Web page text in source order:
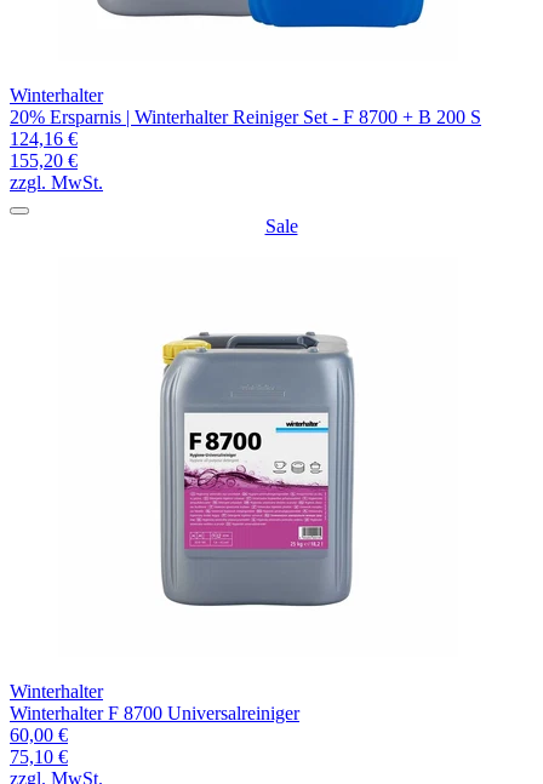
Winterhalter
20% Ersparnis | Winterhalter Reiniger Set - F 8700 + B 200 S
124,16 €
155,20 €
zzgl. MwSt.
Sale
Winterhalter
Winterhalter F 8700 Universalreiniger
60,00 €
75,10 €
zzgl. MwSt.